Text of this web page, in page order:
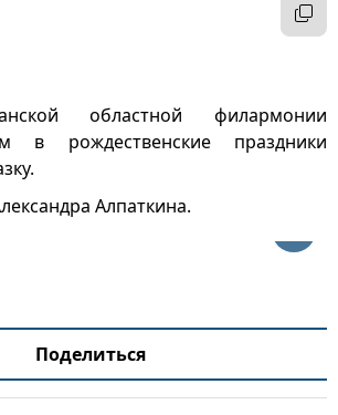
областной филармонии
в рождественские праздники
Алпаткина.
Поделиться